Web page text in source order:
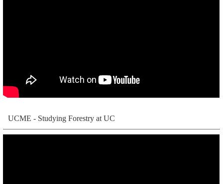
UCME - Studying Forestry at UC